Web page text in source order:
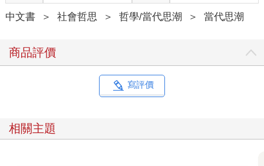
電玩只不過是小眾又不正經的次文化，對現實世界沒有太大影響
力。新聞播報時穿插在每日新聞和天氣預報中間的，仍然是觀眾
更令人擔憂的是，即便許多進步人士認為「文化是改革的原動
力」（這點我十分同意），但他們似乎也對電玩興趣缺缺。
群，大至程式碼的所有權、遊戲硬體的製造商等。這些場域背後
的政治並不固定，還有待辯論與爭取。我們這些玩家，早就因為
我們在道德的戰場上與人廝殺時，可以不用再為自己的興趣感到
羞恥。一切都還沒玩完，一切都還有得玩。
中文書 ＞ 社會哲思 ＞ 哲學/當代思潮 ＞ 當代思潮
商品評價
寫評價
相關主題